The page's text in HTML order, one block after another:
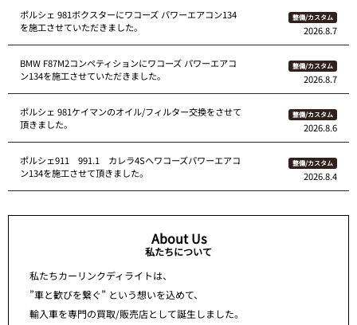
ポルシェ 981ボクスターにワコーズ パワーエアコン134
を施工させていただきました。
整備/カスタム
2026.8.7
BMW F87M2コンペティションにワコーズ パワーエアコ
ン134を施工させていただきました。
整備/カスタム
2026.8.7
ポルシェ 981ケイマンのオイル/フィルター交換をさせて
頂きました。
整備/カスタム
2026.8.6
ポルシェ911 991.1 カレラ4Sへワコーズパワーエアコ
ン134を施工させて頂きました。
整備/カスタム
2026.8.4
About Us
私たちについて
私たちカーリンクディライトは、
”車と歓びを繋ぐ” という想いを込めて、
輸入車を専門の買取/販売店として誕生しました。